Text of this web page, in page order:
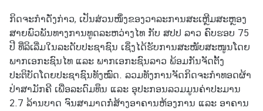
(
V
I
S
A
)
ກິດຈະກຳດັ່ງກ່າວ, ເປັນສ່ວນໜຶ່ງຂອງວາລະການສະເຫຼີມສະຫຼອງ
ສາຍພົວພັນທາງການທູດລະຫວ່າງໄທ ກັບ ສປປ ລາວ ຄົບຮອບ 75
ປີ ທີ່ລິເລີ່ມໃນລະດັບປະຊາຊົນ ເຊິ່ງໄດ້ຮັບການສະໜັບສະໜູນໂດຍ
ພາກເອກະຊົນໄທ ແລະ ພາກເອກະຊົນລາວ ພ້ອມກັນຈັດຕັ້ງ
ປະຕິບັດໂດຍປະຊາຊົນທັງໝົດ. ລວມທັງການຈັດກິດຈະກຳທອດຜ້າ
ປ່າສາມັກຄີ ເພື່ອລະດົມທຶນ ແລະ ອຸປະກອນລວມມູນຄ່າປະມານ
2.7 ລ້ານບາດ ຈົນສາມາດກໍ່ສ້າງອາຄານຫ້ອງການ ແລະ ອາຄານ